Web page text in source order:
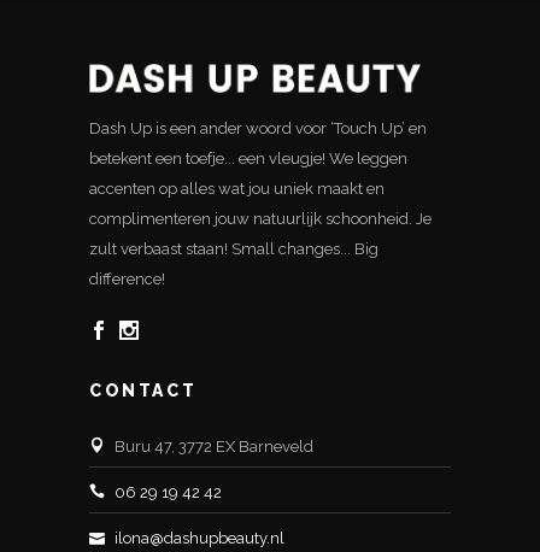
Dash Up is een ander woord voor ‘Touch Up’ en
betekent een toefje... een vleugje! We leggen
accenten op alles wat jou uniek maakt en
complimenteren jouw natuurlijk schoonheid. Je
zult verbaast staan! Small changes... Big
difference!
CONTACT
Buru 47, 3772 EX Barneveld
06 29 19 42 42
ilona@dashupbeauty.nl